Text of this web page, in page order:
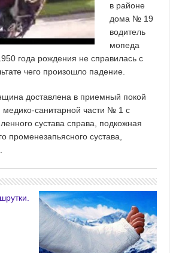
в районе
дома № 19
водитель
мопеда
года рождения не справилась с
чего произошло падение.
доставлена в приемный покой
санитарной части № 1 с
сустава справа, подкожная
променезапьясного сустава,